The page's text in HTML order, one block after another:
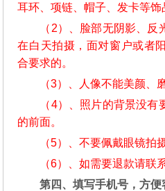
耳环、项链、帽子、发卡等饰
（2）、脸部无阴影、
在白天拍摄，面对窗户或者
合要求的。
（3）、人像不能美颜、
（4）、照片的背景没
的前面。
（5）、不要佩戴眼镜拍
（6）、如需要退款请联
第四、填写手机号，方便